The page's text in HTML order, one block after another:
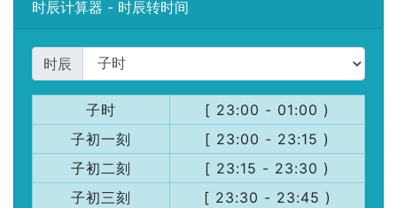
时辰计算器 - 时辰转时间
时辰
子时
[ 23:00 - 01:00 )
子初一刻
[ 23:00 - 23:15 )
子初二刻
[ 23:15 - 23:30 )
子初三刻
[ 23:30 - 23:45 )